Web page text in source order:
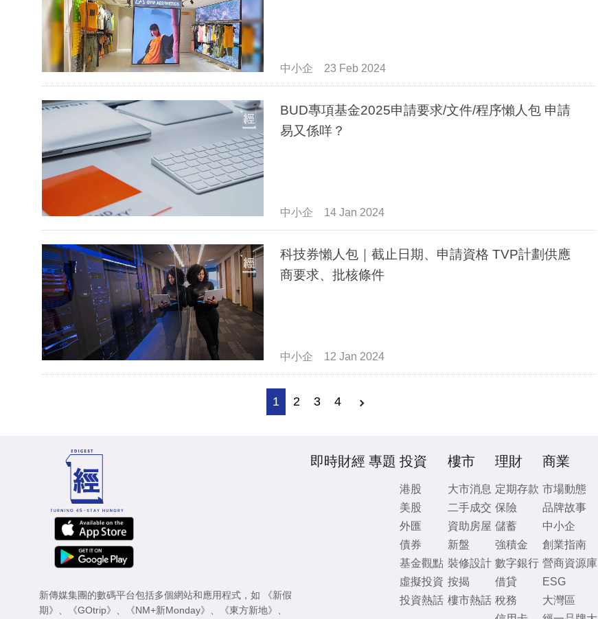
中小企 23 Feb 2024
BUD專項基金2025申請要求/文件/程序懶人包 申請
易又係咩？
中小企 14 Jan 2024
科技券懶人包｜截止日期、申請資格 TVP計劃供應
商要求、批核條件
中小企 12 Jan 2024
1 2 3 4
新傳媒集團的數碼平台包括多個網站和應用程式，如
《新假
期》
《GOtrip》 《NM+新Monday》 《東方新地》
即時財經 專題 投資
港股
美股
外匯
債券
基金觀點
虛擬投資
投資熱話
樓市
大市消息
二手成交
資助房屋
新盤
裝修設計
按揭
樓市熱話
理財
定期存款
保險
儲蓄
強積金
數字銀行
借貸
稅務
商業
市場動態
品牌故事
中小企
創業指南
營商資源庫
ESG
大灣區